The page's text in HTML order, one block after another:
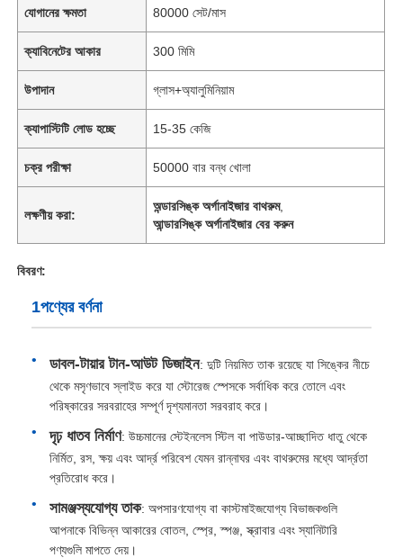
যোগানের ক্ষমতা 80000 সেট/মাস
ক্যাবিনেটের আকার 300 মিমি
উপাদান গ্লাস+অ্যালুমিনিয়াম
ক্যাপাস্টিটি লোড হচ্ছে 15-35 কেজি
চক্র পরীক্ষা 50000 বার বন্ধ খোলা
লক্ষণীয় করা:
অন্ডারসিঙ্ক অর্গানাইজার বাথরুম,
আন্ডারসিঙ্ক অর্গানাইজার বের করুন
বিবরণ:
1পণ্যের বর্ণনা
ডাবল-টায়ার টান-আউট ডিজাইন: দুটি নিয়মিত তাক রয়েছে যা সিঙ্কের নীচে
থেকে মসৃণভাবে স্লাইড করে যা স্টোরেজ স্পেসকে সর্বাধিক করে তোলে এবং
পরিষ্কারের সরবরাহের সম্পূর্ণ দৃশ্যমানতা সরবরাহ করে।
দৃঢ় ধাতব নির্মাণ: উচ্চমানের স্টেইনলেস স্টিল বা পাউডার-আচ্ছাদিত ধাতু থেকে
নির্মিত, রস, ক্ষয় এবং আর্দ্র পরিবেশ যেমন রান্নাঘর এবং বাথরুমের মধ্যে আর্দ্রতা
প্রতিরোধ করে।
সামঞ্জস্যযোগ্য তাক: অপসারণযোগ্য বা কাস্টমাইজযোগ্য বিভাজকগুলি
আপনাকে বিভিন্ন আকারের বোতল, স্প্রে, স্পঞ্জ, স্ক্রাবার এবং স্যানিটারি
পণ্যগুলি মাপতে দেয়।